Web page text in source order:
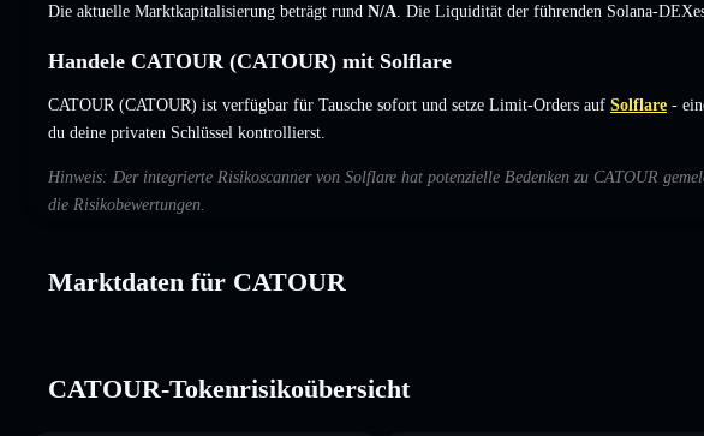
Die aktuelle Marktkapitalisierung beträgt rund N/A . Die Liquidität der führenden Solana-
Handele CATOUR (CATOUR) mit Solflare
CATOUR (CATOUR) ist verfügbar für Tausche sofort und setze Limit-Orders auf Solflare -
du deine privaten Schlüssel kontrollierst.
Hinweis: Der integrierte Risikoscanner von Solflare hat potenzielle Bedenken zu CATOUR
die Risikobewertungen.
Marktdaten für CATOUR
CATOUR-Tokenrisikoübersicht